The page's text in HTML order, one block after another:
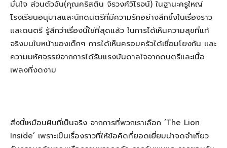
มั่นใจ ส่วนตัวฉัน(คุณคริสติน จิรวงศ์วิโรจน์) ในฐานะครูใหญ่
โรงเรียนอนุบาลและนักดนตรีที่มีความรักอย่างลึกซึ้งในเรื่องราว
และดนตรี รู้สึกว่าเรื่องนี้ใช่ที่สุดแล้ว ในการได้เห็นความสุขที่แท้
จริงบนใบหน้าของเด็กๆ การได้เห็นครอบครัวได้เชื่อมโยงกัน และ
ความมหัศจรรย์จากการได้รับแรงบันดาลใจจากดนตรีและเนื้อ
เพลงที่งดงาม
สิ่งนี้เหมือนฝันที่เป็นจริง จากการที่พวกเราเลือก ‘The Lion
Inside’ เพราะเป็นเรื่องราวที่ให้ข้อคิดที่ยอดเยี่ยมน่าจดจำเกี่ยว